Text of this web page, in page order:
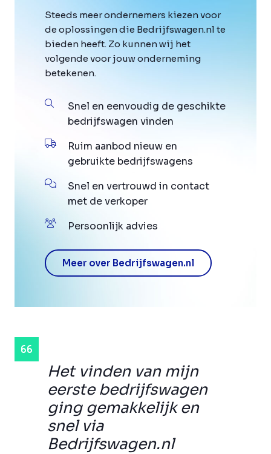
Het vinden van mijn
eerste bedrijfswagen
ging gemakkelijk en
snel via
Bedrijfswagen.nl
Steeds meer ondernemers kiezen voor
de oplossingen die Bedrijfswagen.nl te
bieden heeft. Zo kunnen wij het
volgende voor jouw onderneming
betekenen.
Snel en eenvoudig de geschikte
bedrijfswagen vinden
Ruim aanbod nieuw en
gebruikte bedrijfswagens
Snel en vertrouwd in contact
met de verkoper
Persoonlijk advies
Meer over Bedrijfswagen.nl